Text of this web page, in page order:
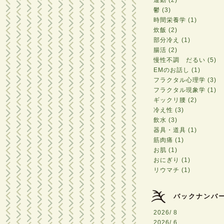
鬱 (3)
時間栄養学 (1)
炊飯 (2)
部分冷え (1)
腸活 (2)
慢性不調 だるい (5)
EMのお話し (1)
フラクタル心理学 (3)
フラクタル現象学 (1)
ギックリ腰 (2)
冷え性 (3)
飲水 (3)
器具・道具 (1)
筋肉痛 (1)
お肌 (1)
おにぎり (1)
リウマチ (1)
バックナンバ
2026/ 8
2026/ 6